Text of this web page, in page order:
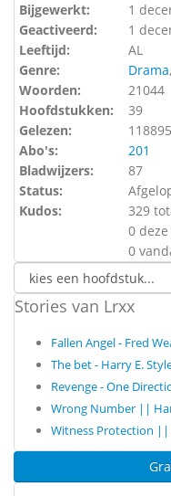
Bijgewerkt:
1
Geactiveerd:
1
Leeftijd:
AL
Genre:
Drama,
Woorden:
21044
Hoofdstukken:
39
Gelezen:
Abo's:
201
Bladwijzers:
87
Status:
Kudos:
329
0
0
Stories van Lrxx
Fallen Angel - Fred
The bet - Harry E.
Revenge - One
Wrong Number ||
Witness Protection ||